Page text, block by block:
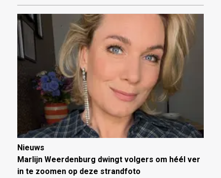
Nieuws
Marlijn Weerdenburg dwingt volgers om héél ver
in te zoomen op deze strandfoto